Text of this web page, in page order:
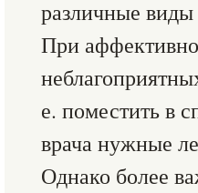
различные виды
При
е. поместить в
врача нужные
Однако более